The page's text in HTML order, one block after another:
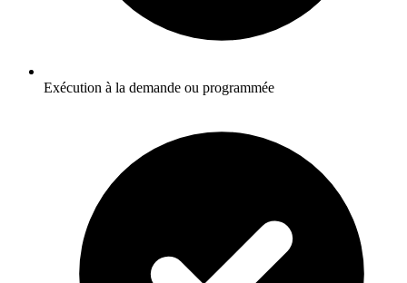
Exécution à la demande ou programmée